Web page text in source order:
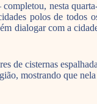
nesta
polos de
dialogar com a
de cisternas
mostrando que